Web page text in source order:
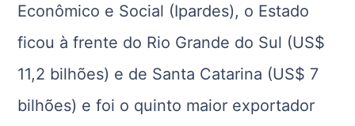
Econômico e Social (Ipardes), o Estado
ficou à frente do Rio Grande do Sul (US$
11,2 bilhões) e de Santa Catarina (US$ 7
bilhões) e foi o quinto maior exportador